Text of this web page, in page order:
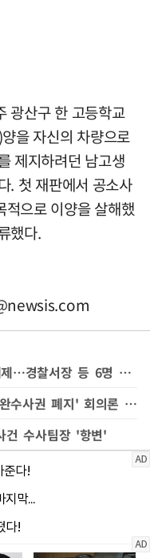
광산구 한 고등학교
을 자신의 차량으로
제지하려던 남고생
. 첫 재판에서 공소사
적으로 이양을 살해했
했다.
'장윤기 증거인멸' 강력팀장 직위해제…경찰서장 등 6명 대기발령
장윤기 수사 의혹 일파만파…'檢보완수사권 폐지' 회의론 솔솔
수사팀장 '항변'